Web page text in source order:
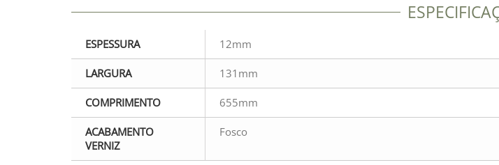
ESPESSURA 12mm
LARGURA 131mm
COMPRIMENTO 655mm
ACABAMENTO
VERNIZ
Fosco